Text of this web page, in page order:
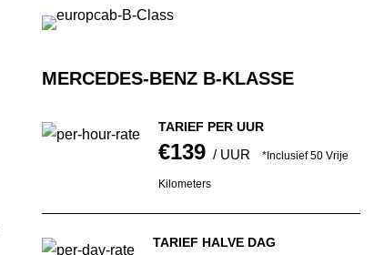
MERCEDES-BENZ B-KLASSE
TARIEF PER UUR
€139 / UUR *Inclusief 50 Vrije
Kilometers
TARIEF HALVE DAG